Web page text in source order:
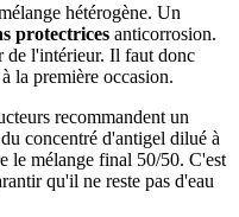
hétérogène. Un
protectrices anticorrosion.
de l'intérieur. Il faut donc
la première occasion.
recommandent un
concentré d'antigel dilué à
le mélange final 50/50. C'est
qu'il ne reste pas d'eau